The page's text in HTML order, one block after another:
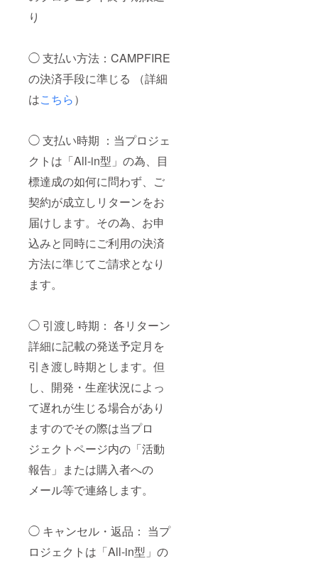
り
◯ 支払い方法：CAMPFIRE
の決済手段に準じる （詳細
はこちら）
◯ 支払い時期 ：当プロジェ
クトは「All-in型」の為、目
標達成の如何に問わず、ご
契約が成立しリターンをお
届けします。その為、お申
込みと同時にご利用の決済
方法に準じてご請求となり
ます。
◯ 引渡し時期： 各リターン
詳細に記載の発送予定月を
引き渡し時期とします。但
し、開発・生産状況によっ
て遅れが生じる場合があり
ますのでその際は当プロ
ジェクトページ内の「活動
報告」または購入者への
メール等で連絡します。
◯ キャンセル・返品： 当プ
ロジェクトは「All-in型」の